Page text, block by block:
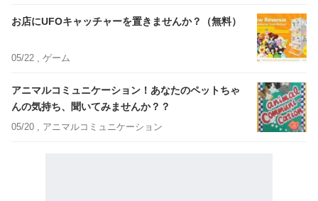
お店にUFOキャッチャーを置きませんか？（無料）
05/22 , ゲーム
アニマルコミュニケーション！あなたのペットちゃ
んの気持ち、聞いてみませんか？？
05/20 , アニマルコミュニケーション